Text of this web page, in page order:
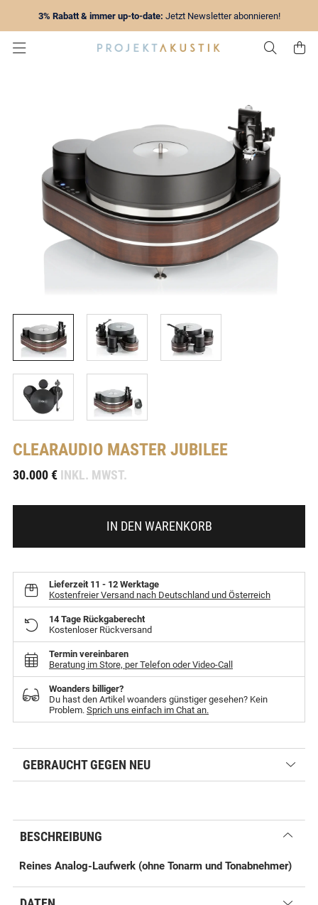
3% Rabatt & immer up-to-date: Jetzt Newsletter abonnieren!
Zur
CLEARAUDIO MASTER JUBILEE
30.000 € INKL. MWST.
IN DEN WARENKORB
Lieferzeit 11 - 12 Werktage
Kostenfreier Versand nach Deutschland und Österreich
14 Tage Rückgaberecht
Kostenloser Rückversand
Termin vereinbaren
Beratung im Store, per Telefon oder Video-Call
Woanders billiger?
Du hast den Artikel woanders günstiger gesehen? Kein
Problem. Sprich uns einfach im Chat an.
GEBRAUCHT GEGEN NEU
BESCHREIBUNG
Reines Analog-Laufwerk (ohne Tonarm und Tonabnehmer)